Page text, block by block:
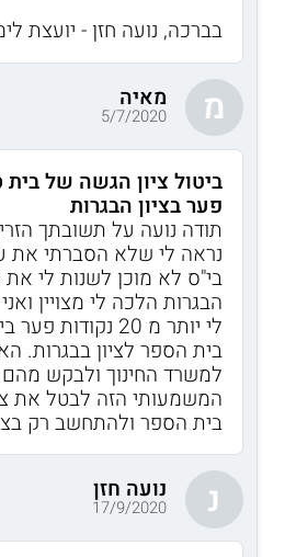
בברכה, נועה חזן - יועצת
מ מאיה
5/7/2020
ביטול ציון הגשה של
פער בציון הבגרות
תודה נועה על תשובתך
נראה לי שלא הסברתי את
בי"ס לא מוכן לשנות לי
הבגרות הלכה לי מצויין
לי יותר מ 20
בית הספר לציון בבגרות.
למשרד החינוך ולבקש
המשמעותי הזה לבטל את
בית הספר ולהתחשב רק
נ נועה חזן
17/9/2020